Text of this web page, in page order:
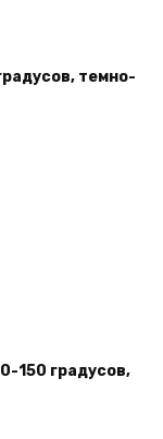
темно-
150 градусов,